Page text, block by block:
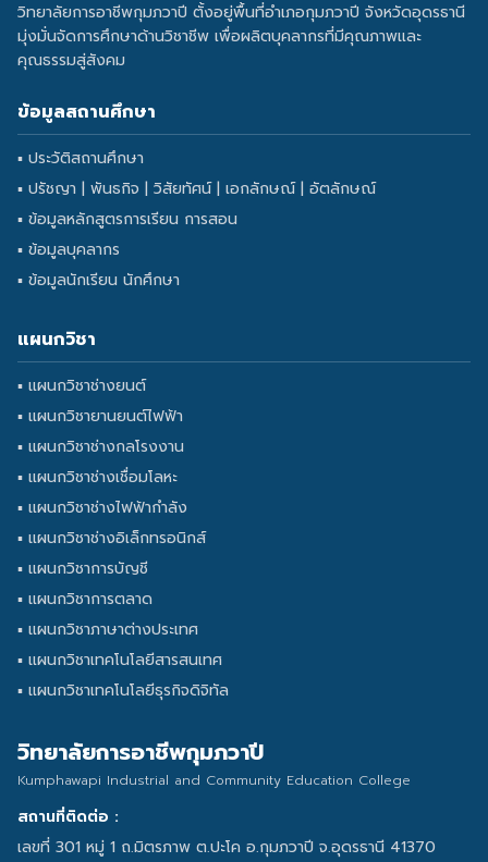
วิทยาลัยการอาชีพกุมภวาปี ตั้งอยู่พื้นที่อำเภอกุมภวาปี จังหวัดอุดรธานี
มุ่งมั่นจัดการศึกษาด้านวิชาชีพ เพื่อผลิตบุคลากรที่มีคุณภาพและ
คุณธรรมสู่สังคม
ข้อมูลสถานศึกษา
▪ ประวัติสถานศึกษา
▪ ปรัชญา | พันธกิจ | วิสัยทัศน์ | เอกลักษณ์ | อัตลักษณ์
▪ ข้อมูลหลักสูตรการเรียน การสอน
▪ ข้อมูลบุคลากร
▪ ข้อมูลนักเรียน นักศึกษา
แผนกวิชา
▪ แผนกวิชาช่างยนต์
▪ แผนกวิชายานยนต์ไฟฟ้า
▪ แผนกวิชาช่างกลโรงงาน
▪ แผนกวิชาช่างเชื่อมโลหะ
▪ แผนกวิชาช่างไฟฟ้ากำลัง
▪ แผนกวิชาช่างอิเล็กทรอนิกส์
▪ แผนกวิชาการบัญชี
▪ แผนกวิชาการตลาด
▪ แผนกวิชาภาษาต่างประเทศ
▪ แผนกวิชาเทคโนโลยีสารสนเทศ
▪ แผนกวิชาเทคโนโลยีธุรกิจดิจิทัล
วิทยาลัยการอาชีพกุมภวาปี
Kumphawapi Industrial and Community Education College
สถานที่ติดต่อ :
เลขที่ 301 หมู่ 1 ถ.มิตรภาพ ต.ปะโค อ.กุมภวาปี จ.อุดรธานี 41370